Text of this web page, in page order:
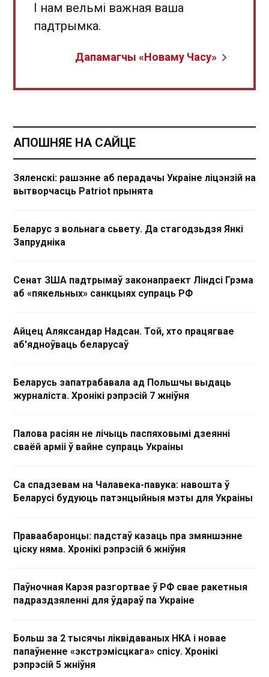
І нам вельмі важная ваша
падтрымка.
Дапамагчы «Новаму Часу»
АПОШНЯЕ НА САЙЦЕ
Зяленскі: рашэнне аб перадачы Украіне ліцэнзій на
вытворчасць Patriot прынята
Беларус з вольнага сьвету. Да стагодзьдзя Янкі
Запрудніка
Сенат ЗША падтрымаў законапраект Ліндсі Грэма
аб «пякельных» санкцыях супраць РФ
Айцец Аляксандар Надсан. Той, хто працягвае
аб'ядноўваць беларусаў
Беларусь запатрабавала ад Польшчы выдаць
журналіста. Хронікі рэпрэсій 7 жніўня
Палова расіян не лічыць паспяховымі дзеянні
сваёй арміі ў вайне супраць Украіны
Са спадзевам на Чалавека-павука: навошта ў
Беларусі будуюць патэнцыйныя мэты для Украіны
Праваабаронцы: падстаў казаць пра змяншэнне
ціску няма. Хронікі рэпрэсій 6 жніўня
Паўночная Карэя разгортвае ў РФ свае ракетныя
падраздзяленні для ўдараў па Украіне
Больш за 2 тысячы ліквідаваных НКА і новае
папаўненне «экстрэмісцкага» спісу. Хронікі
рэпрэсій 5 жніўня